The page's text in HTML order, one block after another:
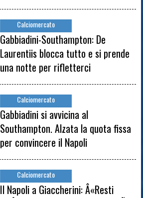
Calciomercato
Gabbiadini-Southampton: De
Laurentiis blocca tutto e si prende
una notte per rifletterci
Calciomercato
Gabbiadini si avvicina al
Southampton. Alzata la quota fissa
per convincere il Napoli
Calciomercato
Il Napoli a Giaccherini: Â«Resti